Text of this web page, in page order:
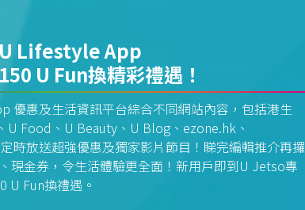
Lifestyle App
U Fun換精彩禮遇！
優惠及生活資訊平台綜合不同網站內容，包括港生
U Food、U Beauty、U Blog、ezone.hk、
時放送超強優惠及獨家影片節目！睇完編輯推介再攞
現金券，令生活體驗更全面！新用戶即到U Jetso專
U Fun換禮遇。